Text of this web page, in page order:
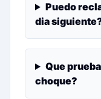
Puedo
dia
Que
choque?